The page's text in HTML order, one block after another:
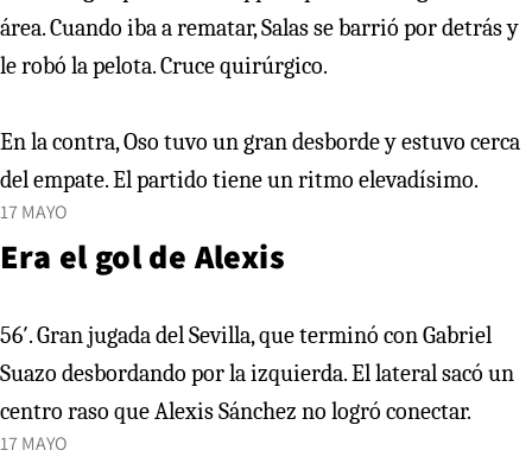
área. Cuando iba a rematar, Salas se barrió por detrás y
le robó la pelota. Cruce quirúrgico.
En la contra, Oso tuvo un gran desborde y estuvo cerca
del empate. El partido tiene un ritmo elevadísimo.
17 MAYO
Era el gol de Alexis
56′. Gran jugada del Sevilla, que terminó con Gabriel
Suazo desbordando por la izquierda. El lateral sacó un
centro raso que Alexis Sánchez no logró conectar.
17 MAYO